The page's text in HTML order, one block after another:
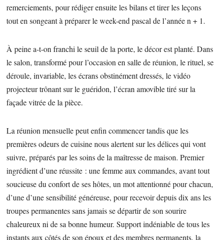
remerciements, pour rédiger ensuite les bilans et tirer les leçons
tout en songeant à préparer le week-end pascal de l’année n + 1.
À peine a-t-on franchi le seuil de la porte, le décor est planté. Dans
le salon, transformé pour l’occasion en salle de réunion, le rituel, se
déroule, invariable, les écrans obstinément dressés, le vidéo
projecteur trônant sur le guéridon, l’écran amovible tiré sur la
façade vitrée de la pièce.
La réunion mensuelle peut enfin commencer tandis que les
premières odeurs de cuisine nous alertent sur les délices qui vont
suivre, préparés par les soins de la maîtresse de maison. Premier
ingrédient d’une réussite : une femme aux commandes, avant tout
soucieuse du confort de ses hôtes, un mot attentionné pour chacun,
d’une d’une sensibilité généreuse, pour recevoir depuis dix ans les
troupes permanentes sans jamais se départir de son sourire
chaleureux ni de sa bonne humeur. Support indéniable de tous les
instants aux côtés de son époux et des membres permanents, la